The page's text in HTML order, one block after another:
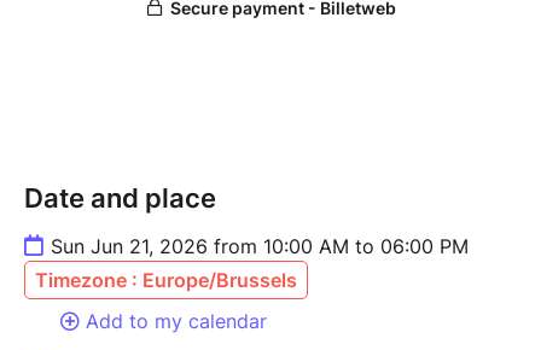
Date and place
Sun Jun 21, 2026 from 10:00 AM to 06:00 PM
Timezone : Europe/Brussels
Add to my calendar